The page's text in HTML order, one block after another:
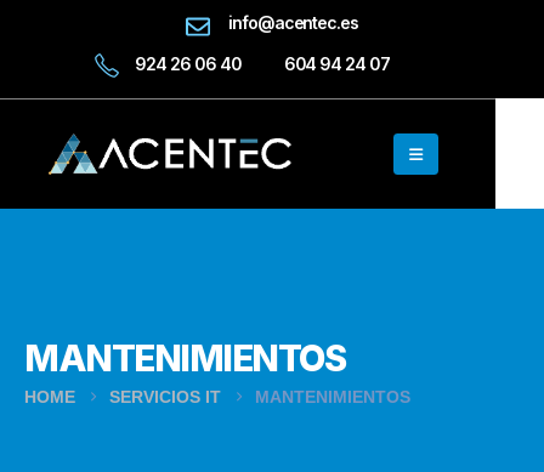
info@acentec.es
924 26 06 40
604 94 24 07
MANTENIMIENTOS
HOME SERVICIOS IT MANTENIMIENTOS